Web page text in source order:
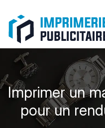
Imprimer un
pour un